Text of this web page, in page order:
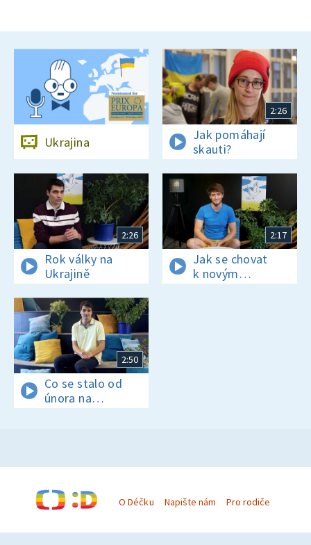
Ukrajina
2:26
Jak pomáhají
skauti?
2:26
Rok války na
Ukrajině
2:17
Jak se chovat
k novým
spolužákům
2:50
Co se stalo od
února na
Ukrajině?
O Déčku Napište nám Pro rodiče